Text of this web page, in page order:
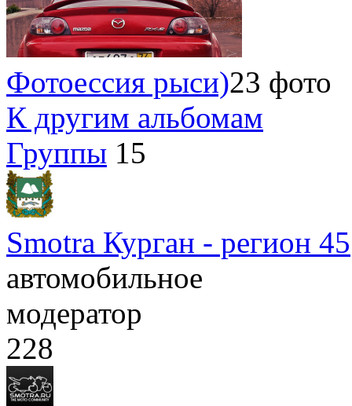
Фотоессия рыси)23 фото
К другим альбомам
Группы 15
Smotra Курган - регион 45
автомобильное
модератор
228